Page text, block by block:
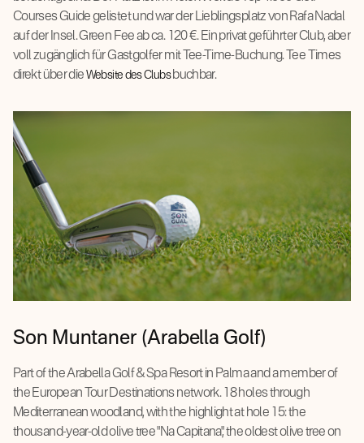
Courses Guide gelistet und war der Lieblingsplatz von Rafa Nadal
auf der Insel. Green Fee ab ca. 120 €. Ein privat geführter Club, aber
voll zugänglich für Gastgolfer mit Tee-Time-Buchung. Tee Times
direkt über die Website des Clubsbuchbar.
Son Muntaner (Arabella Golf)
Part of the Arabella Golf & Spa Resort in Palma and a member of
the European Tour Destinations network. 18 holes through
Mediterranean woodland, with the highlight at hole 15: the
thousand-year-old olive tree "Na Capitana", the oldest olive tree on